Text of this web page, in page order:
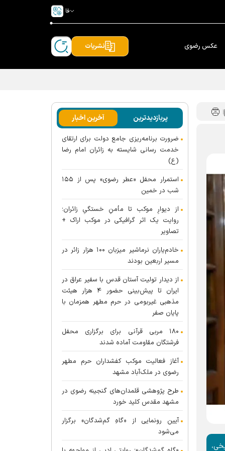
فا
عکس رضوی نشریات
پربازدیدترین آخرین اخبار
ضرورت برنامه‌ریزی جامع دولت برای ارتقای
خدمت رسانی شایسته به زائران امام رضا
(ع)
استمرار محفل «عطر رضوی» پس از ۱۵۵
شب در خمین
از دیوارِ موکب تا مأمنِ خستگیِ زائران؛
روایت یک اثر گرافیکی در موکب اراک +
تصاویر
خادم‌یاران نرماشیر میزبان ۱۰۰ هزار زائر در
مسیر اربعین بودند
از دیدار تولیت آستان قدس با سفیر عراق در
ایران تا پیش‌بینی حضور ۴ هزار هیئت
مذهبی غیربومی در حرم مطهر همزمان با
پایان صفر
۱۸۰ مربی قرآنی برای برگزاری محفل
فرشتگان مقاومت آماده شدند
آغاز فعالیت موکب کفشداران حرم مطهر
رضوی در ملک‌آباد مشهد
طرح پژوهشی قلمدان‌های گنجینه رضوی در
مشهد مقدس کلید خورد
آیین رونمایی از «گاهِ گم‌شدگان» برگزار
می‌شود